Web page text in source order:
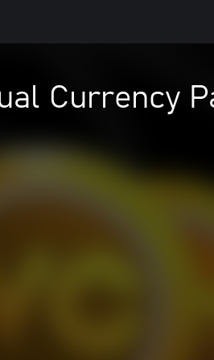
Currency